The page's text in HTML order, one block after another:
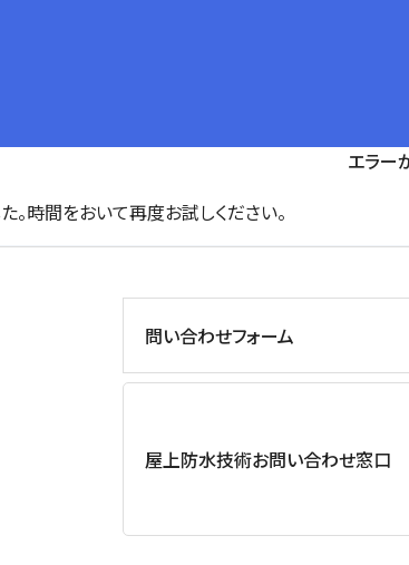
エラー
。時間をおいて再度お試しください。
問い合わせフォーム
屋上防水技術お問い合わせ窓口